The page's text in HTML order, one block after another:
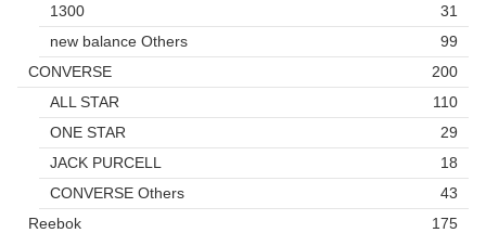
1300
31
new balance Others
99
CONVERSE
200
ALL STAR
110
ONE STAR
29
JACK PURCELL
18
CONVERSE Others
43
Reebok
175